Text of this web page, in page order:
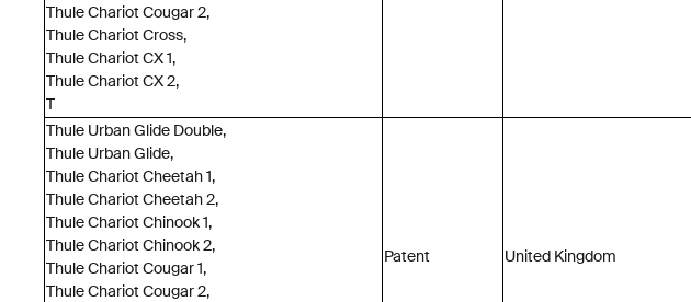
Thule Chariot Cougar 2,
Thule Chariot Cross,
Thule Chariot CX 1,
Thule Chariot CX 2,
T
Thule Urban Glide Double,
Thule Urban Glide,
Thule Chariot Cheetah 1,
Thule Chariot Cheetah 2,
Thule Chariot Chinook 1,
Thule Chariot Chinook 2,
Thule Chariot Cougar 1,
Thule Chariot Cougar 2,
Patent United Kingdom